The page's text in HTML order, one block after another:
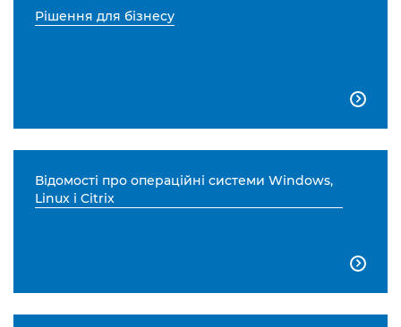
Рішення для бізнесу

Відомості про операційні системи Windows,
Linux і Citrix
